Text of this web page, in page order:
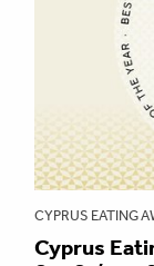
CYPRUS EATING
Cyprus